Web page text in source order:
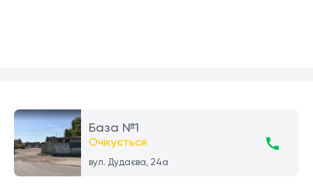
База №1
Очікується
вул. Дудаєва, 24а